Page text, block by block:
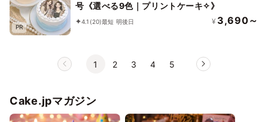
PR
号《選べる9色｜プリントケーキ✧》
4.1 (20)最短 明後日 ¥ 3,690～
1 2 3 4 5
Cake.jpマガジン